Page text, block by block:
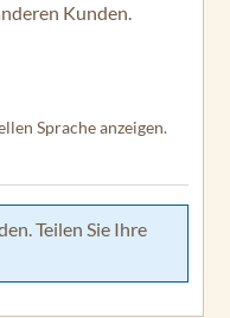
Kunden.
Sprache anzeigen.
Teilen Sie Ihre